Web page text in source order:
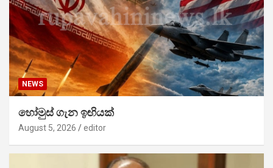
NEWS
හෝමුස් ගැන ඉඟියක්
August 5, 2026 editor